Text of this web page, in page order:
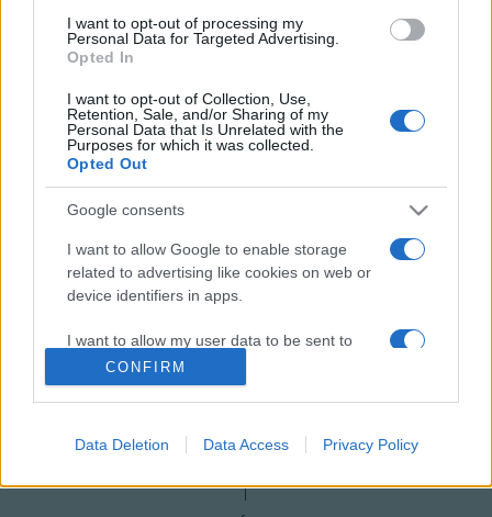
I want to opt-out of processing my
Personal Data for Targeted Advertising.
Opted In
I want to opt-out of Collection, Use,
Retention, Sale, and/or Sharing of my
Personal Data that Is Unrelated with the
Purposes for which it was collected.
Opted Out
Google consents
I want to allow Google to enable storage
related to advertising like cookies on web or
device identifiers in apps.
I want to allow my user data to be sent to
Google for online advertising purposes.
I want to allow Google to send me
related to analytics like cookies on web or
CONFIRM
Data Deletion Data Access Privacy Policy
díjazottnak könyvcsomagot és éves belépőt ajándékozott.